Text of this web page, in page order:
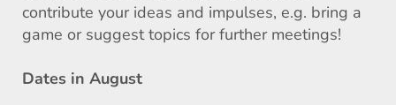
contribute your ideas and impulses, e.g. bring a
game or suggest topics for further meetings!
Dates in August